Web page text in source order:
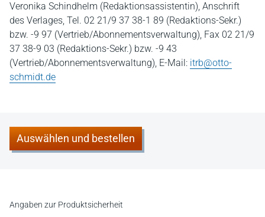
Veronika Schindhelm (Redaktionsassistentin), Anschrift
des Verlages, Tel. 02 21/9 37 38-1 89 (Redaktions-Sekr.)
bzw. -9 97 (Vertrieb/Abonnementsverwaltung), Fax 02 21/9
37 38-9 03 (Redaktions-Sekr.) bzw. -9 43
(Vertrieb/Abonnementsverwaltung), E-Mail: itrb@otto-
schmidt.de
Auswählen und bestellen
Angaben zur Produktsicherheit